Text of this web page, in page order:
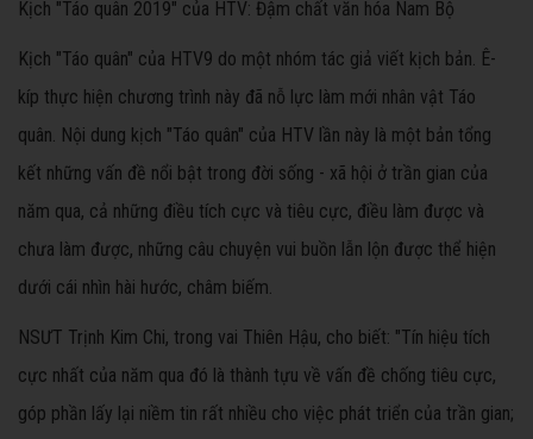
Kịch "Táo quân 2019" của HTV: Đậm chất văn hóa Nam Bộ
Kịch "Táo quân" của HTV9 do một nhóm tác giả viết kịch bản. Ê-
kíp thực hiện chương trình này đã nỗ lực làm mới nhân vật Táo
quân. Nội dung kịch "Táo quân" của HTV lần này là một bản tổng
kết những vấn đề nổi bật trong đời sống - xã hội ở trần gian của
năm qua, cả những điều tích cực và tiêu cực, điều làm được và
chưa làm được, những câu chuyện vui buồn lẫn lộn được thể hiện
dưới cái nhìn hài hước, châm biếm.
NSƯT Trịnh Kim Chi, trong vai Thiên Hậu, cho biết: "Tín hiệu tích
cực nhất của năm qua đó là thành tựu về vấn đề chống tiêu cực,
góp phần lấy lại niềm tin rất nhiều cho việc phát triển của trần gian;